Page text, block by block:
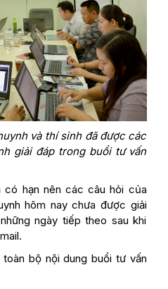
và thí sinh đã được các
giải đáp trong buổi tư vấn
có hạn nên các câu hỏi của
hôm nay chưa được giải
ngày tiếp theo sau khi
bộ nội dung buổi tư vấn